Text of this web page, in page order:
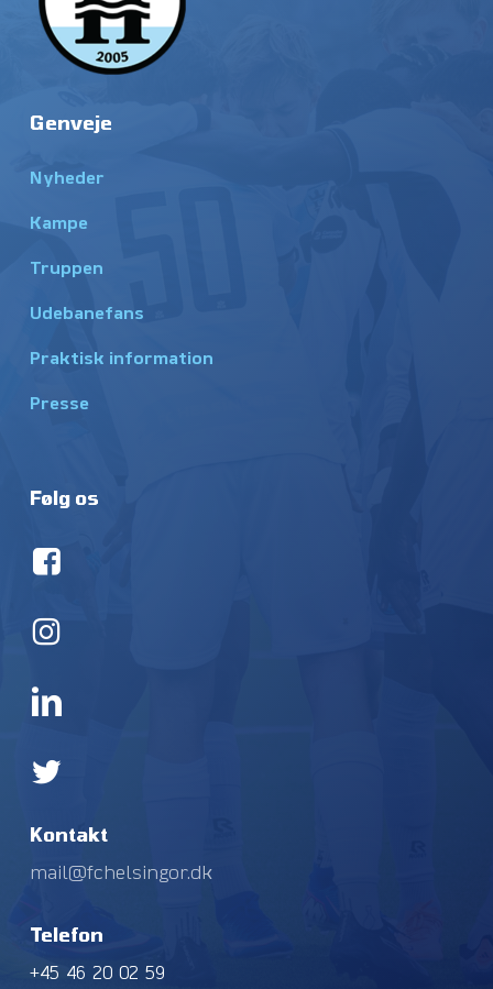
Genveje
Nyheder
Kampe
Truppen
Udebanefans
Praktisk information
Presse
Følg os
Kontakt
mail@fchelsingor.dk
Telefon
+45 46 20 02 59